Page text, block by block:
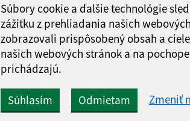
Súbory cookie a ďalšie technológie
zážitku z prehliadania našich
zobrazovali prispôsobený obsah a
našich webových stránok a na
prichádzajú.
Súhlasím Odmietam Zmeniť